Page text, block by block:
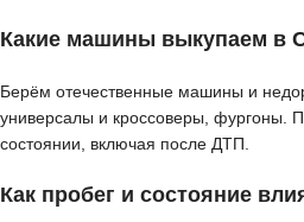
Какие машины выкупаем в
Берём отечественные машины и
универсалы и кроссоверы, фургоны.
состоянии, включая после ДТП.
Как пробег и состояние